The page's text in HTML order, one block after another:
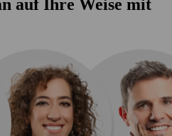
auf Ihre Weise mit